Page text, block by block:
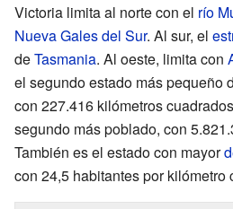
Victoria limita al norte con el río
Nueva Gales del Sur. Al sur, el
deTasmania. Al oeste, limita con
el segundo estado más pequeño
con 227.416 kilómetros
segundo más poblado, con
También es el estado con mayor
con 24,5 habitantes por kilómetro